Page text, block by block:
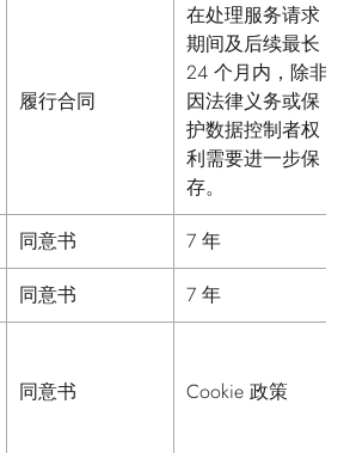
履行合同
在处理服务请求
期间及后续最长
24 个月内，除非
因法律义务或保
护数据控制者权
利需要进一步保
存。
同意书
7 年
同意书
7 年
同意书 Cookie 政策